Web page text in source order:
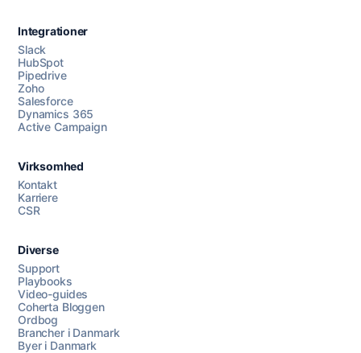
Chat med os
AI Campaign Assist
Integrationer
Slack
HubSpot
Pipedrive
Zoho
Salesforce
Dynamics 365
Active Campaign
Virksomhed
Kontakt
Karriere
CSR
Diverse
Support
Playbooks
Video-guides
Coherta Bloggen
Ordbog
Brancher i Danmark
Byer i Danmark